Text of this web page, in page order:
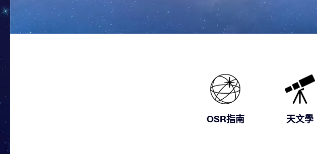
OSR指南 天文學